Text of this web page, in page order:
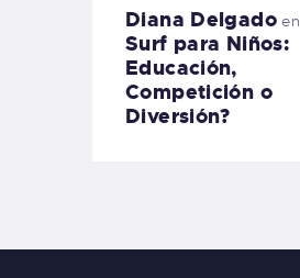
Diana Delgadoen
Surf para Niños:
Educación,
Competición o
Diversión?